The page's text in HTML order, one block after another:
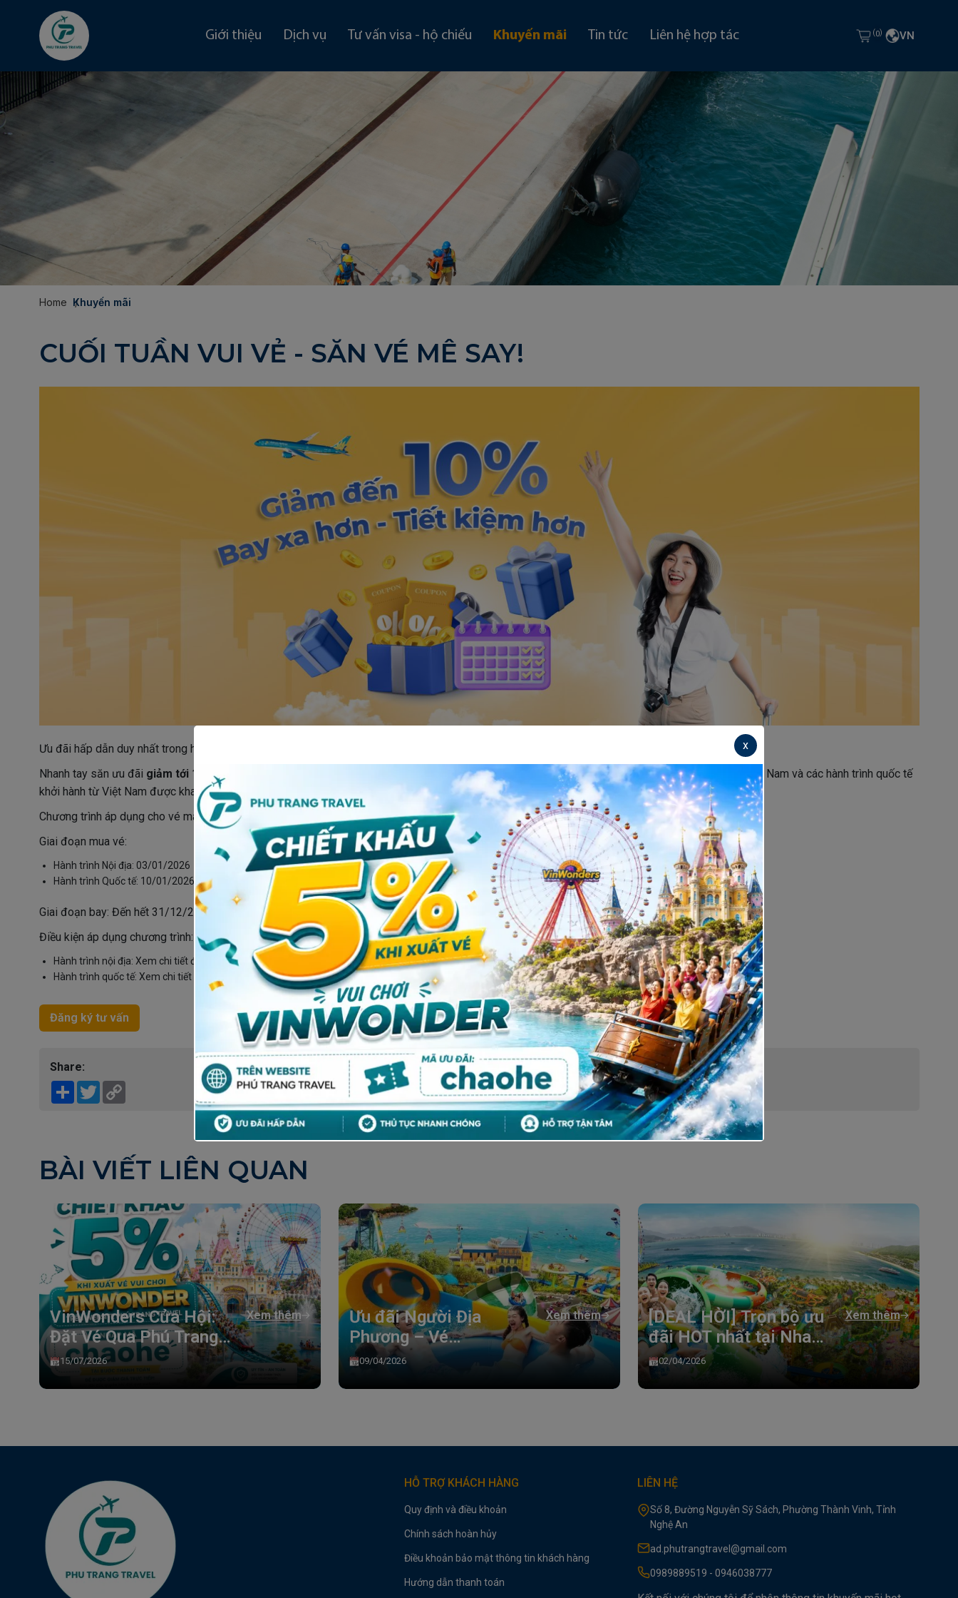
Giới thiệu Dịch vụ Tư vấn visa - hộ chiếu Khuyến mãi Tin tức Liên hệ hợp tác (0) VN
Home Khuyến mãi
CUỐI TUẦN VUI VẺ - SĂN VÉ MÊ SAY!
Ưu đãi hấp dẫn duy nhất trong hai ngày cuối tuần, bạn đã sẵn sàng chưa?
Nhanh tay săn ưu đãi giảm tới 10% giá vé Thứ Bảy và Chủ Nhật hàng tuần
trên các chặng bay nội địa Việt Nam và các hành trình quốc tế
khởi hành từ Việt Nam được khai thác bởi Vietnam Airlines.
Chương trình áp dụng cho vé máy bay mua qua
Giai đoạn mua vé:
Hành trình Nội địa: 03/01/2026 - 31/12/2026
Hành trình Quốc tế: 10/01/2026 - 31/12/2026
Giai đoạn bay: Đến hết 31/12/2026 (không áp dụng cho các giai đoạn cao điểm).
Điều kiện áp dụng chương trình:
Hành trình nội địa: Xem chi tiết điều kiện áp dụng
Hành trình quốc tế: Xem chi tiết giai đoạn cao điểm không áp dụng ưu đãi
Đăng ký tư vấn
Share:
ShareTwitterCopy
BÀI VIẾT LIÊN QUAN
VinWonders Cửa Hội:
Đặt Vé Qua Phú Trang
Travel Giảm Ngay 5%
15/07/2026
Xem thêm
Ưu đãi Người Địa
Phương – Vé
VinWonders Cửa Hội
09/04/2026
Xem thêm
[DEAL HỜI] Trọn bộ ưu
đãi HOT nhất tại Nha
Trang
02/04/2026
Xem thêm
HỖ TRỢ KHÁCH HÀNG
Quy định và điều khoản
Chính sách hoàn hủy
Điều khoản bảo mật thông tin khách hàng
Hướng dẫn thanh toán
LIÊN HỆ
Số 8, Đường Nguyễn Sỹ Sách, Phường Thành Vinh, Tỉnh
Nghệ An
ad.phutrangtravel@gmail.com
0989889519 - 0946038777
x